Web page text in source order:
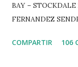
BAY –
FERNANDEZ
-EPAILLARD 7
COMPARTIR 106